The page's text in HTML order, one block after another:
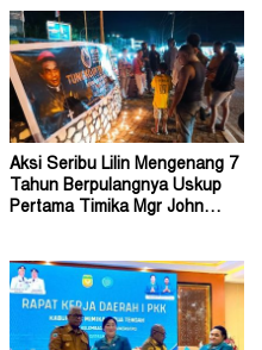
Aksi Seribu Lilin Mengenang 7
Tahun Berpulangnya Uskup
Pertama Timika Mgr John